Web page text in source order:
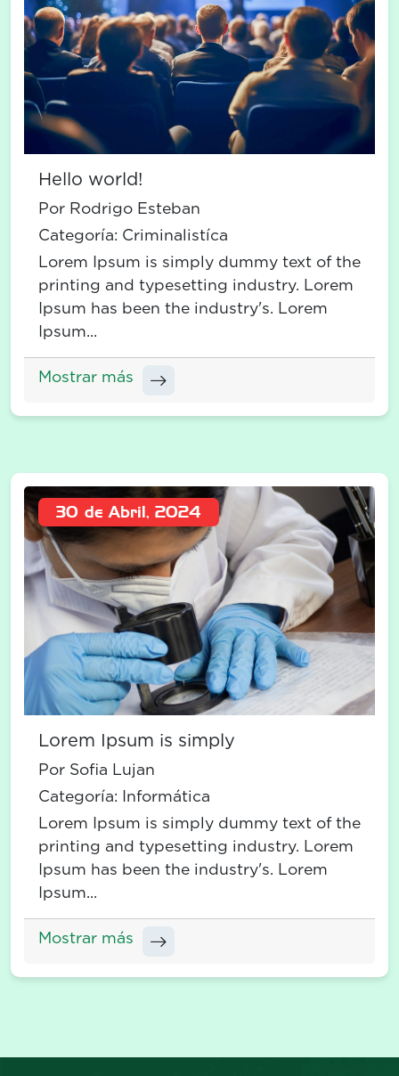
Hello world!
Por Rodrigo Esteban
Categoría: Criminalistíca
Lorem Ipsum is simply dummy text of the
printing and typesetting industry. Lorem
Ipsum has been the industry's. Lorem
Ipsum...
Mostrar más
30 de Abril, 2024
Lorem Ipsum is simply
Por Sofia Lujan
Categoría: Informática
Lorem Ipsum is simply dummy text of the
printing and typesetting industry. Lorem
Ipsum has been the industry's. Lorem
Ipsum...
Mostrar más